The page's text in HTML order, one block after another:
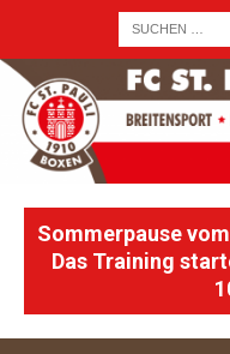
Sommerpause
Das Training